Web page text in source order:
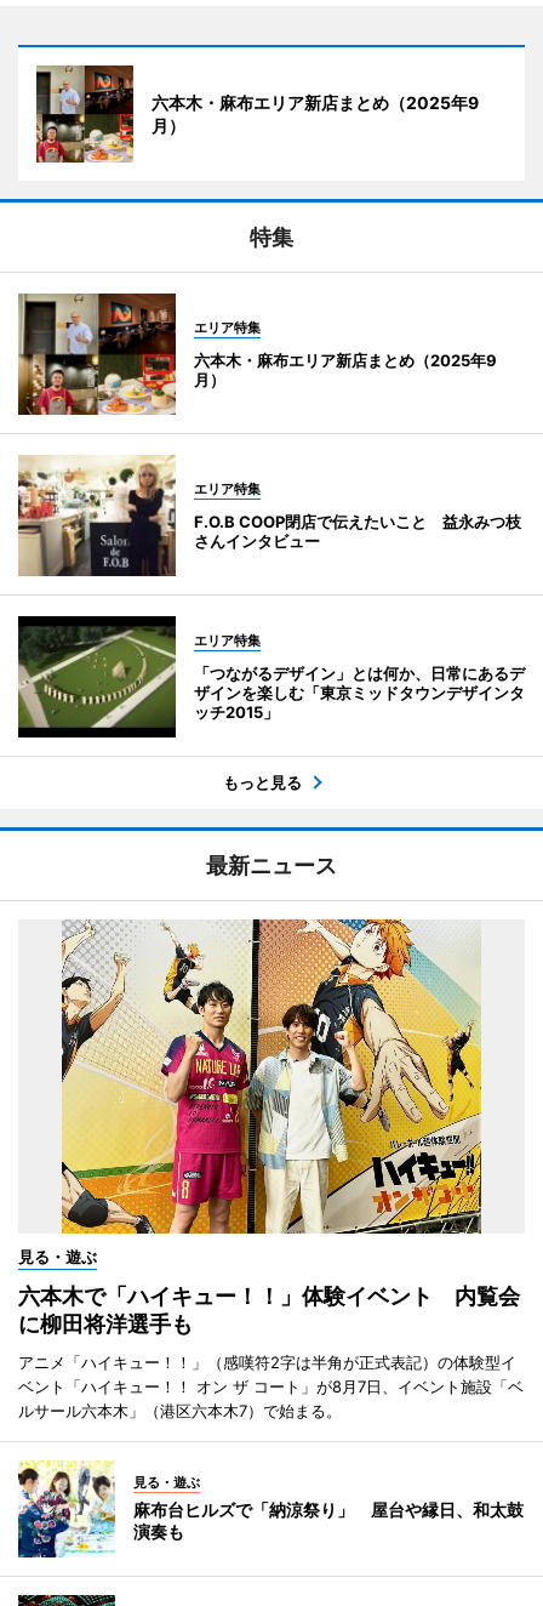
六本木・麻布エリア新店まとめ（2025年9
月）
特集
エリア特集
六本木・麻布エリア新店まとめ（2025年9
月）
エリア特集
F.O.B COOP閉店で伝えたいこと 益永みつ枝
さんインタビュー
エリア特集
「つながるデザイン」とは何か、日常にあるデ
ザインを楽しむ「東京ミッドタウンデザインタ
ッチ2015」
もっと見る
最新ニュース
見る・遊ぶ
六本木で「ハイキュー！！」体験イベント 内覧会
に柳田将洋選手も
アニメ「ハイキュー！！」（感嘆符2字は半角が正式表記）の体験型イ
ベント「ハイキュー！！ オン ザ コート」が8月7日、イベント施設「ベ
ルサール六本木」（港区六本木7）で始まる。
見る・遊ぶ
麻布台ヒルズで「納涼祭り」 屋台や縁日、和太鼓
演奏も